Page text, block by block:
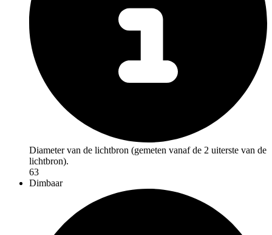
Diameter van de lichtbron (gemeten vanaf de 2 uiterste van de
lichtbron).
63
Dimbaar